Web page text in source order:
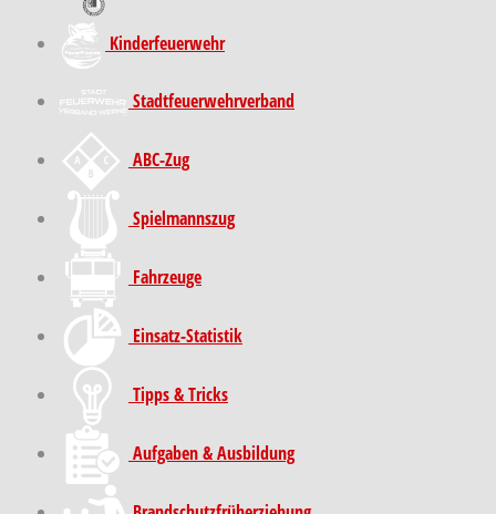
Kinder­feuer­wehr
Stadt­feuer­wehr­verband
ABC-Zug
Spielmannszug
Fahrzeuge
Einsatz-Statistik
Tipps & Tricks
Aufgaben & Ausbildung